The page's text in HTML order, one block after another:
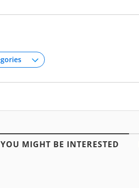
YOU MIGHT BE INTERESTED